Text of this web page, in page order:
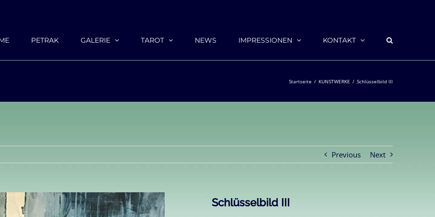
PETRAK GALERIE TAROT NEWS IMPRESSIONEN KONTAKT
Startseite KUNSTWERKE Schlüsselbild III
Previous Next
Schlüsselbild III